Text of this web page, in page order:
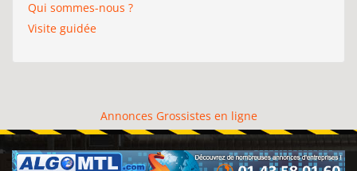
Qui sommes-nous ?
Visite guidée
Annonces Grossistes en ligne